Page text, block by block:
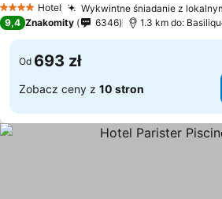
4 KategoriaHotel Wykwintne śniadanie z
9,4 Znakomity 6346 1.3 km do:
Od 693 zł
Zobacz ceny z 10 stron